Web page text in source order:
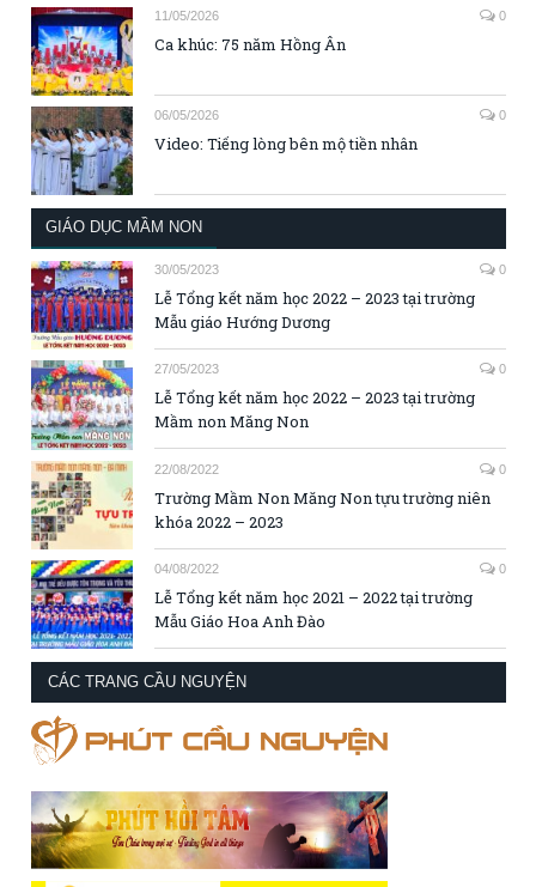
11/05/2026 0
Ca khúc: 75 năm Hồng Ân
06/05/2026 0
Video: Tiếng lòng bên mộ tiền nhân
GIÁO DỤC MẦM NON
30/05/2023 0
Lễ Tổng kết năm học 2022 – 2023 tại trường
Mẫu giáo Hướng Dương
27/05/2023 0
Lễ Tổng kết năm học 2022 – 2023 tại trường
Mầm non Măng Non
22/08/2022 0
Trường Mầm Non Măng Non tựu trường niên
khóa 2022 – 2023
04/08/2022 0
Lễ Tổng kết năm học 2021 – 2022 tại trường
Mẫu Giáo Hoa Anh Đào
CÁC TRANG CẦU NGUYỆN